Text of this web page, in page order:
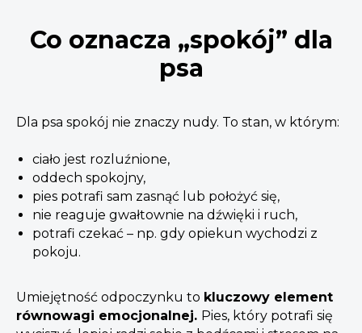
Co oznacza „spokój” dla
psa
Dla psa spokój nie znaczy nudy. To stan, w którym:
ciało jest rozluźnione,
oddech spokojny,
pies potrafi sam zasnąć lub położyć się,
nie reaguje gwałtownie na dźwięki i ruch,
potrafi czekać – np. gdy opiekun wychodzi z
pokoju.
Umiejętność odpoczynku to kluczowy element
równowagi emocjonalnej. Pies, który potrafi się